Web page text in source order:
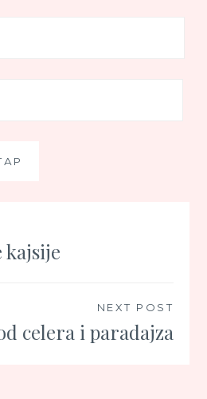
kajsije
NEXT POST
celera i paradajza